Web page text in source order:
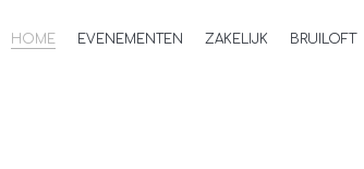
HOME EVENEMENTEN ZAKELIJK BRUILOFT